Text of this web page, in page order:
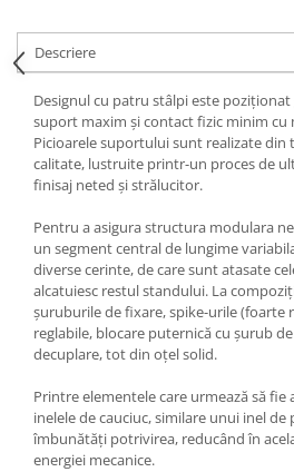
Descriere
Designul cu patru stâlpi este
suport maxim și contact fizic minim
Picioarele suportului sunt realizate din
calitate, lustruite printr-un proces de
finisaj neted și strălucitor.
Pentru a asigura structura modulara
un segment central de lungime
diverse cerinte, de care sunt atasate
alcatuiesc restul standului. La
șuruburile de fixare, spike-urile (foarte
reglabile, blocare puternică cu șurub
decuplare, tot din oțel solid.
Printre elementele care urmează să fie
inelele de cauciuc, similare unui inel de
îmbunătăți potrivirea, reducând în
energiei mecanice.